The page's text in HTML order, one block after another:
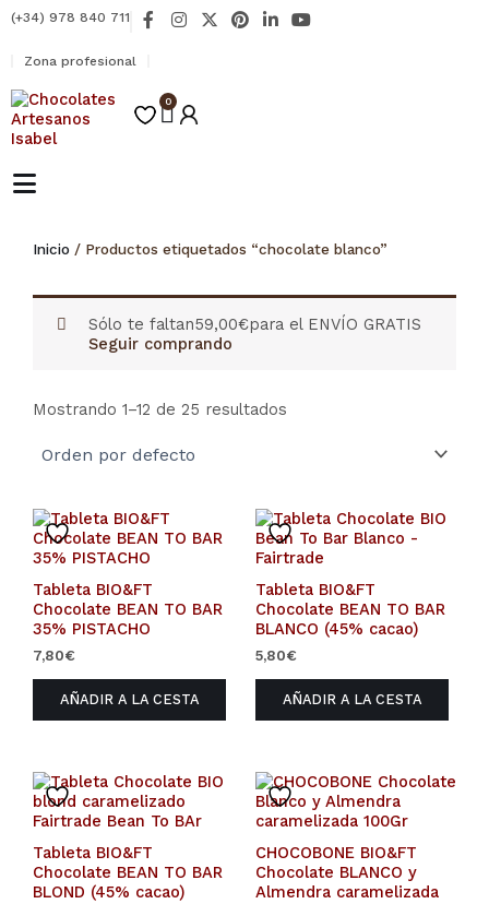
(+34) 978 840 711
F
a
o
o
I
g
r
X
P
i
L
Y
Zona profesional
0
Carrito
Inicio / Productos etiquetados “chocolate blanco”
Sólo te faltan59,00€para el ENVÍO GRATIS
Seguir comprando
Mostrando 1–12 de 25 resultados
Tableta BIO&FT
Chocolate BEAN TO BAR
35% PISTACHO
7,80€
AÑADIR A LA CESTA
Tableta BIO&FT
Chocolate BEAN TO BAR
BLANCO (45% cacao)
5,80€
AÑADIR A LA CESTA
Tableta BIO&FT
Chocolate BEAN TO BAR
BLOND (45% cacao)
CHOCOBONE BIO&FT
Chocolate BLANCO y
Almendra caramelizada